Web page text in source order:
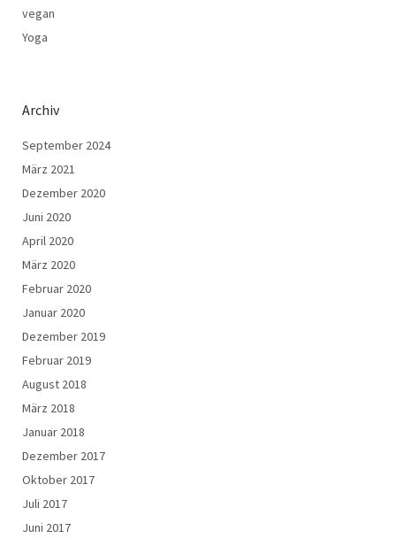
vegan
Yoga
Archiv
September 2024
März 2021
Dezember 2020
Juni 2020
April 2020
März 2020
Februar 2020
Januar 2020
Dezember 2019
Februar 2019
August 2018
März 2018
Januar 2018
Dezember 2017
Oktober 2017
Juli 2017
Juni 2017